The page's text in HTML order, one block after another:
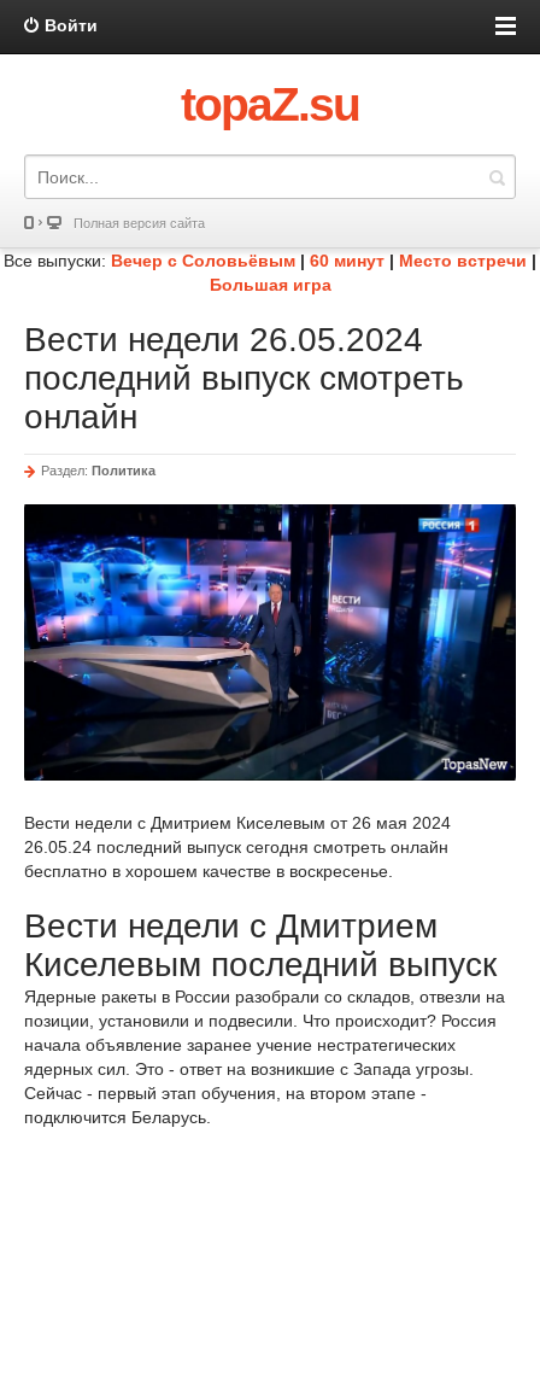
Войти
topaZ.su
Полная версия сайта
Все выпуски: Вечер с Соловьёвым | 60 минут | Место встречи |
Большая игра
Вести недели 26.05.2024
последний выпуск смотреть
онлайн
Раздел: Политика
Вести недели с Дмитрием Киселевым от 26 мая 2024
26.05.24 последний выпуск сегодня смотреть онлайн
бесплатно в хорошем качестве в воскресенье.
Вести недели с Дмитрием
Киселевым последний выпуск
Ядерные ракеты в России разобрали со складов, отвезли на
позиции, установили и подвесили. Что происходит? Россия
начала объявление заранее учение нестратегических
ядерных сил. Это - ответ на возникшие с Запада угрозы.
Сейчас - первый этап обучения, на втором этапе -
подключится Беларусь.